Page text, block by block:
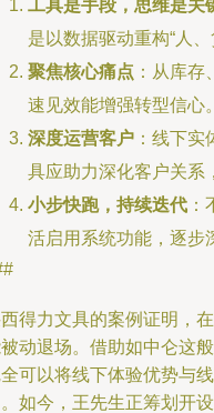
工具是手段，思维是关
是以数据驱动重构“人、
聚焦核心痛点 ：从库
速见效能增强转型信心。
深度运营客户 ：线下
具应助力深化客户关系
小步快跑，持续迭代
活启用系统功能，逐步
得力文具的案例证明，
动退场。借助如中仑这
可以将线下体验优势与
如今，王先生正筹划开